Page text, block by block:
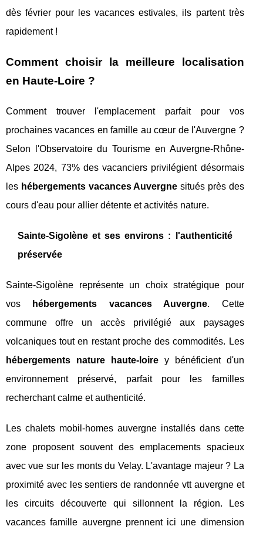
dès février pour les vacances estivales, ils partent très
rapidement !
Comment choisir la meilleure localisation
en Haute-Loire ?
Comment trouver l'emplacement parfait pour vos
prochaines vacances en famille au cœur de l'Auvergne ?
Selon l'Observatoire du Tourisme en Auvergne-Rhône-
Alpes 2024, 73% des vacanciers privilégient désormais
les hébergements vacances Auvergne situés près des
cours d'eau pour allier détente et activités nature.
Sainte-Sigolène et ses environs : l'authenticité
préservée
Sainte-Sigolène représente un choix stratégique pour
vos
hébergements vacances Auvergne. Cette
commune offre un accès privilégié aux paysages
volcaniques tout en restant proche des commodités. Les
hébergements nature haute-loirey bénéficient d'un
environnement préservé, parfait pour les familles
recherchant calme et authenticité.
Les chalets mobil-homes auvergne installés dans cette
zone proposent souvent des emplacements spacieux
avec vue sur les monts du Velay. L'avantage majeur ? La
proximité avec les sentiers de randonnée vtt auvergne et
les circuits découverte qui sillonnent la région. Les
vacances famille auvergne prennent ici une dimension